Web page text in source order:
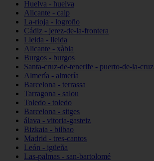
Huelva - huelva
Alicante - calp
La-rioja - logroño
Cádiz - jerez-de-la-frontera
Lleida - lleida
Alicante - xàbia
Burgos - burgos
Santa-cruz-de-tenerife - puerto-de-la-cruz
Almería - almería
Barcelona - terrassa
Tarragona - salou
Toledo - toledo
Barcelona - sitges
álava - vitoria-gasteiz
Bizkaia - bilbao
Madrid - tres-cantos
León - igüeña
Las-palmas - san-bartolomé